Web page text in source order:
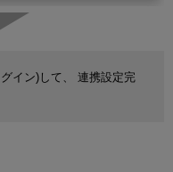
イン)して、 連携設定完